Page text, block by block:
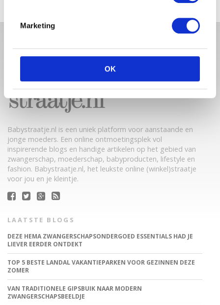
Marketing
OK
Babystraatje.nl is een uniek platform voor aanstaande en
jonge moeders. Een online ontmoetingsplek vol
inspirerende blogs en handige artikelen op het gebied van
zwangerschap, moederschap, babyproducten, lifestyle en
fashion. Babystraatje.nl, het leukste online (winkel)straatje
voor jou en je kleintje.
LAATSTE BLOGS
DEZE HEMA ZWANGERSCHAPSONDERGOED ESSENTIALS HAD JE
LIEVER EERDER ONTDEKT
TOP 5 BESTE LANDAL VAKANTIEPARKEN VOOR GEZINNEN DEZE
ZOMER
VAN TRADITIONELE GIPSBUIK NAAR MODERN
ZWANGERSCHAPSBEELDJE